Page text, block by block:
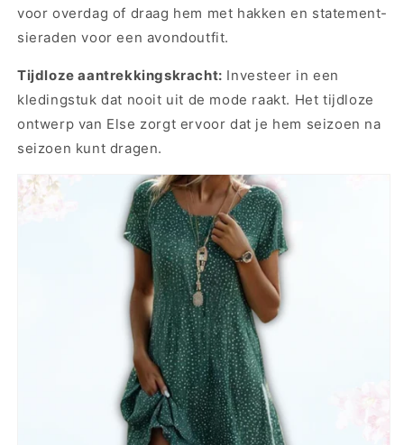
voor overdag of draag hem met hakken en statement-
sieraden voor een avondoutfit.
Tijdloze aantrekkingskracht: Investeer in een
kledingstuk dat nooit uit de mode raakt. Het tijdloze
ontwerp van Else zorgt ervoor dat je hem seizoen na
seizoen kunt dragen.